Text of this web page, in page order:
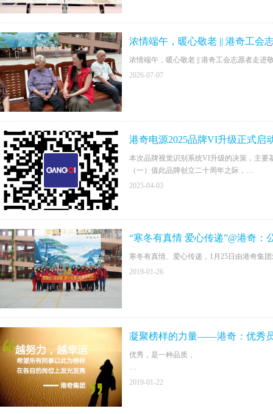
浓情端午，暖心敬老 || 港奇工会
浓情端午，暖心敬老 || 港奇工会志愿者走进
2026-07-07
港奇电源2025品牌VI升级正式启
本次品牌视觉识别系统VI升级的决策，主要
（一）值此品牌创立二十周年之际，
（二）我们即将整体迁址新园区，标志着企
2025-04-03
“寒冬有真情 爱心传递”@
寒冬有真情、爱心传递，1月25日由港奇集
2019-01-26
凝聚榜样的力量——港奇：优秀
优秀，是一种品质，
优秀，是一种习惯，
2019-01-22